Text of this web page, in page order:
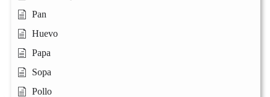
Pan
Huevo
Papa
Sopa
Pollo